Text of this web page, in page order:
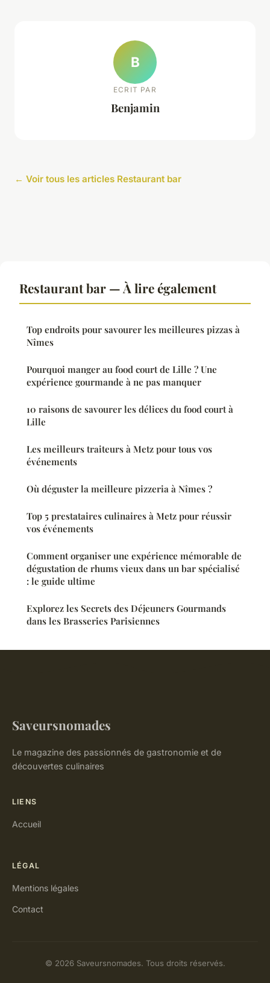
B
ECRIT PAR
Benjamin
← Voir tous les articles Restaurant bar
Restaurant bar — À lire également
Top endroits pour savourer les meilleures pizzas à
Nîmes
Pourquoi manger au food court de Lille ? Une
expérience gourmande à ne pas manquer
10 raisons de savourer les délices du food court à
Lille
Les meilleurs traiteurs à Metz pour tous vos
événements
Où déguster la meilleure pizzeria à Nîmes ?
Top 5 prestataires culinaires à Metz pour réussir
vos événements
Comment organiser une expérience mémorable de
dégustation de rhums vieux dans un bar spécialisé
: le guide ultime
Explorez les Secrets des Déjeuners Gourmands
dans les Brasseries Parisiennes
Saveursnomades
Le magazine des passionnés de gastronomie et de
découvertes culinaires
LIENS
Accueil
LÉGAL
Mentions légales
Contact
© 2026 Saveursnomades. Tous droits réservés.